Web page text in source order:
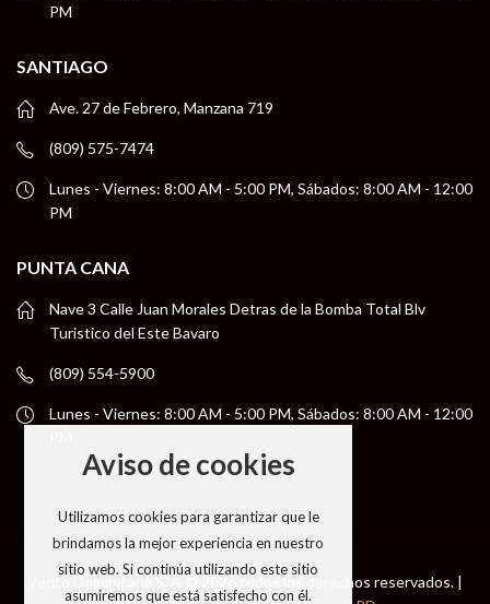
PM
SANTIAGO
Ave. 27 de Febrero, Manzana 719
(809) 575-7474
Lunes - Viernes: 8:00 AM - 5:00 PM, Sábados: 8:00 AM - 12:00
PM
PUNTA CANA
Nave 3 Calle Juan Morales Detras de la Bomba Total Blv
Turistico del Este Bavaro
(809) 554-5900
Lunes - Viernes: 8:00 AM - 5:00 PM, Sábados: 8:00 AM - 12:00
Vento Dominicana S. A © 2026 todos los derechos reservados. |
Aviso de cookies
Utilizamos cookies para garantizar que le
brindamos la mejor experiencia en nuestro
sitio web. Si continúa utilizando este sitio
asumiremos que está satisfecho con él.